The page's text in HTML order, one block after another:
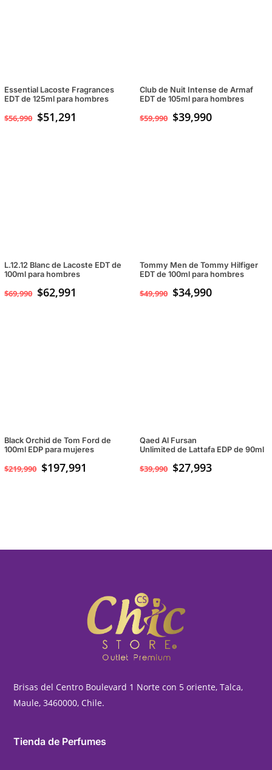
Essential Lacoste Fragrances
EDT de 125ml para hombres
$56,990 $51,291
Club de Nuit Intense de Armaf
EDT de 105ml para hombres
$59,990 El
$39,990El
L.12.12 Blanc de Lacoste EDT de
100ml para hombres
$69,990 $62,991
Tommy Men de Tommy Hilfiger
EDT de 100ml para hombres
$49,990 El
$34,990El
Black Orchid de Tom Ford de
100ml EDP para mujeres
$219,990 $197,991
Qaed Al Fursan
Unlimited de Lattafa EDP de 90ml
$39,990 $27,993
Brisas del Centro Boulevard 1 Norte con 5 oriente, Talca,
Maule, 3460000, Chile.
Tienda de Perfumes